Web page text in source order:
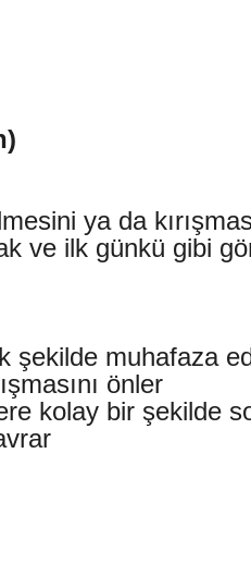
ya da
ve ilk günkü gibi
şekilde muhafaza
önler
kolay bir şekilde